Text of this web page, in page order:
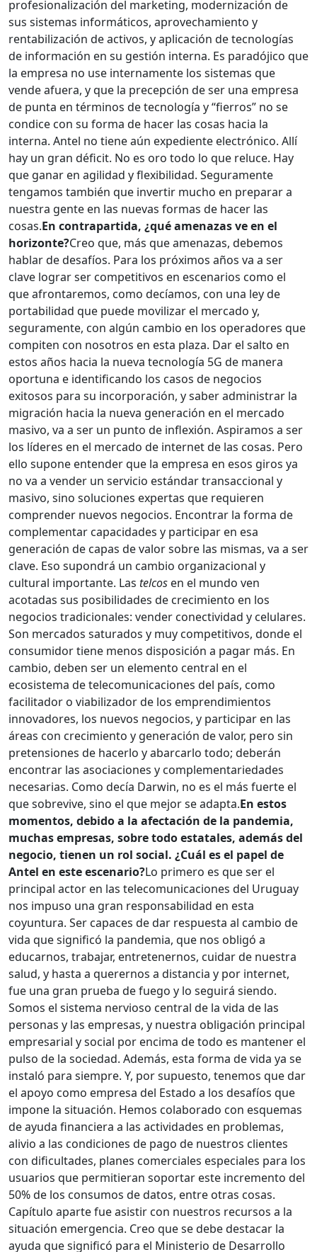
profesionalización del marketing, modernización de
sus sistemas informáticos, aprovechamiento y
rentabilización de activos, y aplicación de tecnologías
de información en su gestión interna. Es paradójico que
la empresa no use internamente los sistemas que
vende afuera, y que la precepción de ser una empresa
de punta en términos de tecnología y “fierros” no se
condice con su forma de hacer las cosas hacia la
interna. Antel no tiene aún expediente electrónico. Allí
hay un gran déficit. No es oro todo lo que reluce. Hay
que ganar en agilidad y flexibilidad. Seguramente
tengamos también que invertir mucho en preparar a
nuestra gente en las nuevas formas de hacer las
cosas.En contrapartida, ¿qué amenazas ve en el
horizonte?Creo que, más que amenazas, debemos
hablar de desafíos. Para los próximos años va a ser
clave lograr ser competitivos en escenarios como el
que afrontaremos, como decíamos, con una ley de
portabilidad que puede movilizar el mercado y,
seguramente, con algún cambio en los operadores que
compiten con nosotros en esta plaza. Dar el salto en
estos años hacia la nueva tecnología 5G de manera
oportuna e identificando los casos de negocios
exitosos para su incorporación, y saber administrar la
migración hacia la nueva generación en el mercado
masivo, va a ser un punto de inflexión. Aspiramos a ser
los líderes en el mercado de internet de las cosas. Pero
ello supone entender que la empresa en esos giros ya
no va a vender un servicio estándar transaccional y
masivo, sino soluciones expertas que requieren
comprender nuevos negocios. Encontrar la forma de
complementar capacidades y participar en esa
generación de capas de valor sobre las mismas, va a ser
clave. Eso supondrá un cambio organizacional y
cultural importante. Las telcos en el mundo ven
acotadas sus posibilidades de crecimiento en los
negocios tradicionales: vender conectividad y celulares.
Son mercados saturados y muy competitivos, donde el
consumidor tiene menos disposición a pagar más. En
cambio, deben ser un elemento central en el
ecosistema de telecomunicaciones del país, como
facilitador o viabilizador de los emprendimientos
innovadores, los nuevos negocios, y participar en las
áreas con crecimiento y generación de valor, pero sin
pretensiones de hacerlo y abarcarlo todo; deberán
encontrar las asociaciones y complementariedades
necesarias. Como decía Darwin, no es el más fuerte el
que sobrevive, sino el que mejor se adapta.En estos
momentos, debido a la afectación de la pandemia,
muchas empresas, sobre todo estatales, además del
negocio, tienen un rol social. ¿Cuál es el papel de
Antel en este escenario?Lo primero es que ser el
principal actor en las telecomunicaciones del Uruguay
nos impuso una gran responsabilidad en esta
coyuntura. Ser capaces de dar respuesta al cambio de
vida que significó la pandemia, que nos obligó a
educarnos, trabajar, entretenernos, cuidar de nuestra
salud, y hasta a querernos a distancia y por internet,
fue una gran prueba de fuego y lo seguirá siendo.
Somos el sistema nervioso central de la vida de las
personas y las empresas, y nuestra obligación principal
empresarial y social por encima de todo es mantener el
pulso de la sociedad. Además, esta forma de vida ya se
instaló para siempre. Y, por supuesto, tenemos que dar
el apoyo como empresa del Estado a los desafíos que
impone la situación. Hemos colaborado con esquemas
de ayuda financiera a las actividades en problemas,
alivio a las condiciones de pago de nuestros clientes
con dificultades, planes comerciales especiales para los
usuarios que permitieran soportar este incremento del
50% de los consumos de datos, entre otras cosas.
Capítulo aparte fue asistir con nuestros recursos a la
situación emergencia. Creo que se debe destacar la
ayuda que significó para el Ministerio de Desarrollo